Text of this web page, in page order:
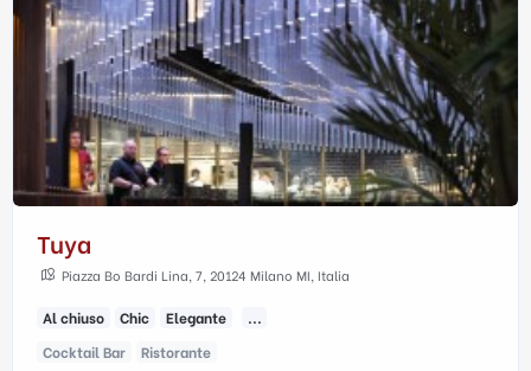
Tuya
Piazza Bo Bardi Lina, 7, 20124 Milano MI, Italia
Al chiuso Chic Elegante
...
Cocktail Bar
Ristorante